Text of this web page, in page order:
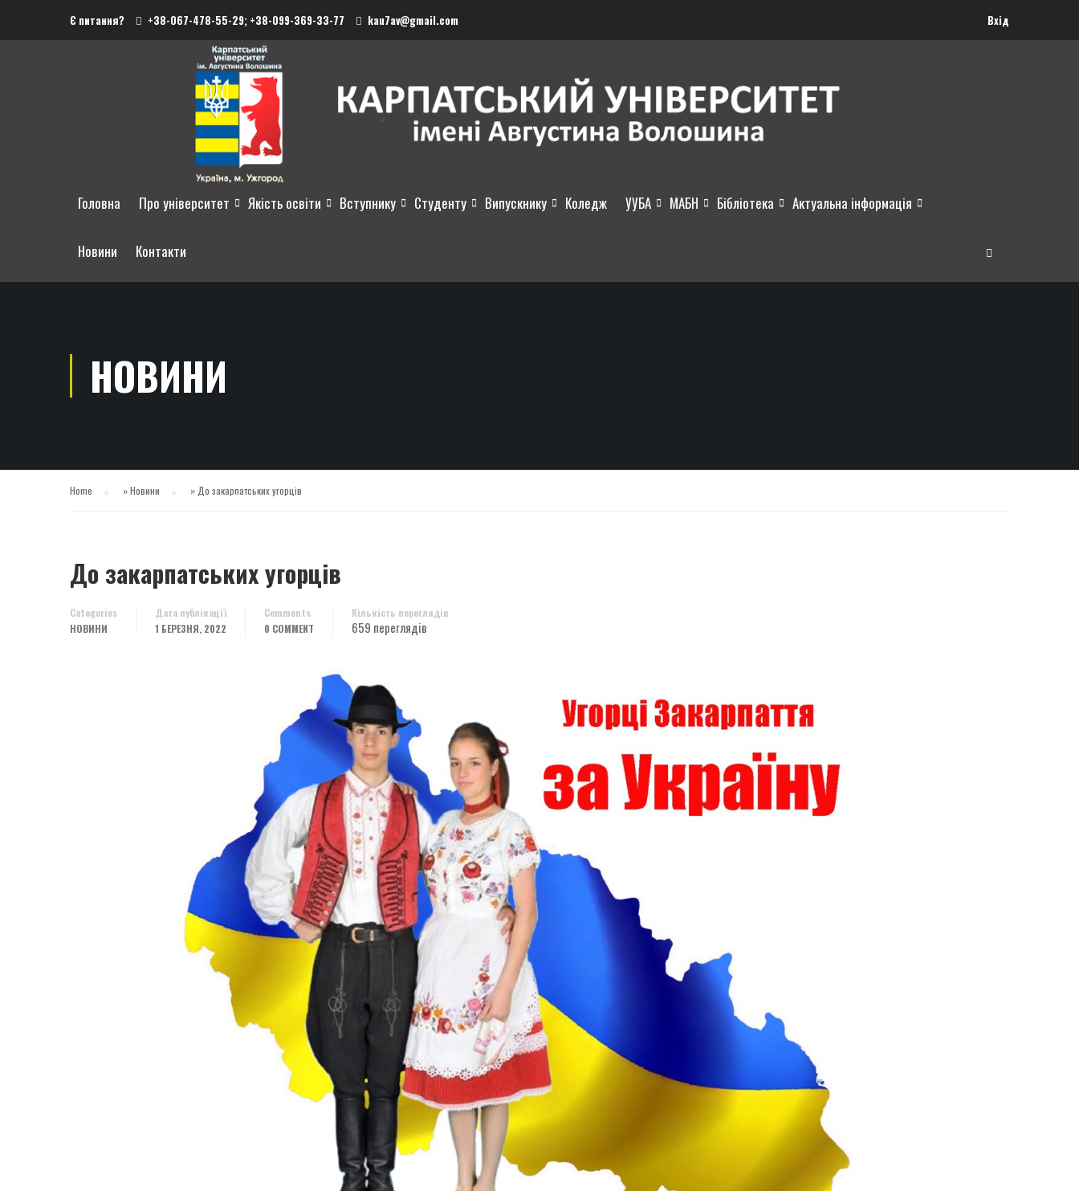
Є питання? +38-067-478-55-29; +38-099-369-33-77 kau7av@gmail.com Вхід
Головна Про університет Якість освіти Вступнику Студенту Випускнику Коледж УУБА МАБН Бібліотека Актуальна інформація
Новини Контакти
НОВИНИ
Home »Новини » До закарпатських угорців
До закарпатських угорців
Categories
НОВИНИ
Дата публікації
1 БЕРЕЗНЯ, 2022
Comments
0 COMMENT
Кількість переглядів
659 переглядів